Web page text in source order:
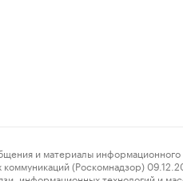
материалы информационного
(Роскомнадзор)